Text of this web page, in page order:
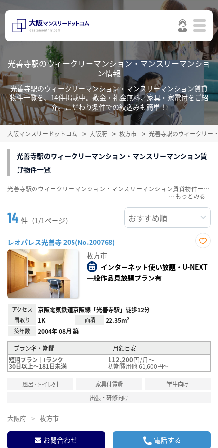
光善寺駅のウィークリーマンション・マンスリーマンショ
ン情報
光善寺駅のウィークリーマンション・マンスリーマンション賃貸
物件一覧を、14件掲載中。敷金・礼金無料、家具・家電付をご紹
介。こだわり条件での絞込みも簡単！
大阪マンスリードットコム 大阪府 枚方市 光善寺駅のウィークリー
光善寺駅のウィークリーマンション・マンスリーマンション賃
貸物件一覧
14 件（1/1ページ）
レオパレス光善寺 205(No.200768)
り登
録
枚方市
インターネット使い放題・U-NEXT
一般作品見放題プラン有
アクセス 京阪電気鉄道京阪線「光善寺駅」徒歩12分
間取り 1K 面積 22.35m²
築年数 2004年 08月 築
プラン名・期間
月額目安
短期プラン｜Iランク
30日以上～181日未満
112,200円/月～
初期費用他 61,600円～
風呂･トイレ別 家具付賃貸
学生向け
出張・研修向け
大阪府 枚方市
お問合わせ 電話する
光善寺駅のウィークリーマンション・マンスリーマンション賃貸物件一覧を、14件掲載中。敷金・礼金無料、家具・家電付をご紹介。こだわり条件での絞込みも簡単！
…